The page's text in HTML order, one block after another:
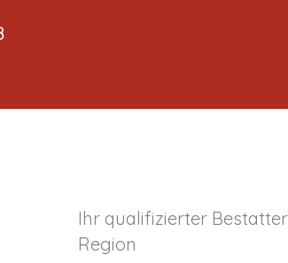
Ihr qualifizierter
Region